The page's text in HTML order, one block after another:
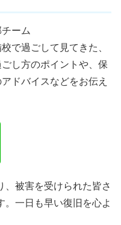
ーム
で過ごして見てきた、
し方のポイントや、保
ドバイスなどをお伝え
、被害を受けられた皆さ
。一日も早い復旧を心よ